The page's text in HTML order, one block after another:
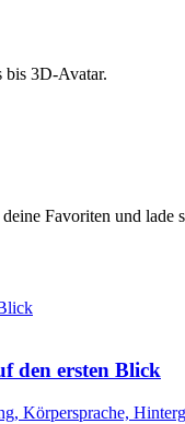
bis 3D-Avatar.
Favoriten und lade
den ersten Blick
Körpersprache,